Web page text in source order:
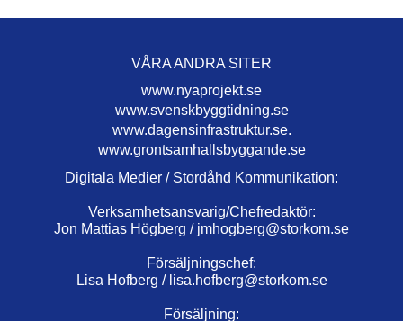
VÅRA ANDRA SITER
www.nyaprojekt.se
www.svenskbyggtidning.se
www.dagensinfrastruktur.se.
www.grontsamhallsbyggande.se
Digitala Medier / Stordåhd Kommunikation:
Verksamhetsansvarig/Chefredaktör:
Jon Mattias Högberg / jmhogberg@storkom.se
Försäljningschef:
Lisa Hofberg / lisa.hofberg@storkom.se
Försäljning: